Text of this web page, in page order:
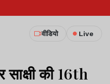
वीडियो Live
की 16th